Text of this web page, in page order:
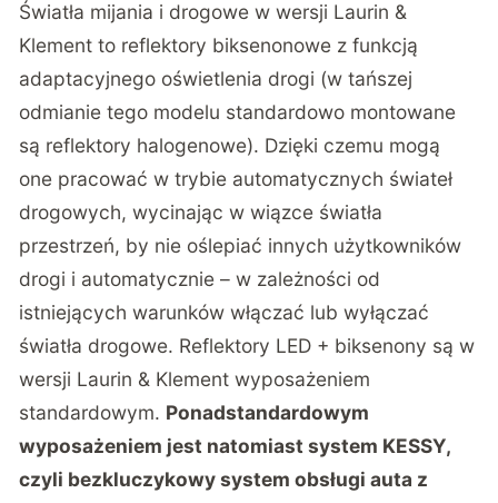
Światła mijania i drogowe w wersji Laurin &
Klement to reflektory biksenonowe z funkcją
adaptacyjnego oświetlenia drogi (w tańszej
odmianie tego modelu standardowo montowane
są reflektory halogenowe). Dzięki czemu mogą
one pracować w trybie automatycznych świateł
drogowych, wycinając w wiązce światła
przestrzeń, by nie oślepiać innych użytkowników
drogi i automatycznie – w zależności od
istniejących warunków włączać lub wyłączać
światła drogowe. Reflektory LED + biksenony są w
wersji Laurin & Klement wyposażeniem
standardowym. Ponadstandardowym
wyposażeniem jest natomiast system KESSY,
czyli bezkluczykowy system obsługi auta z